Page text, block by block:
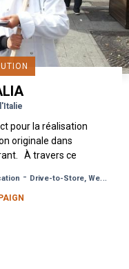
pour la réalisation
originale dans
À travers ce
- Drive-to-Store, Web, Event